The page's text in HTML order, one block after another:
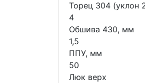
Торец 304 (уклон
4
Обшива 430, мм
1,5
ППУ, мм
50
Люк верх